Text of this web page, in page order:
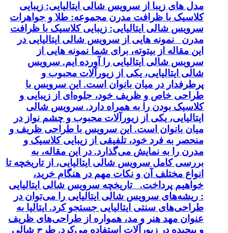
مدل های زیبا از سرویس شالی ایتالیایی: زیبایی
کلاسیک با ظرافت مدرن مجموعه: طلا و جواهرات
سرویس شالی ایتالیایی: زیبایی کلاسیک با ظرافت
مدرن نمونه هایی از سرویس شالی ایتالیایی در
این مقاله از بیتوته، برای شما نمونه هایی از
سرویس شالی ایتالیایی را آورده ایم. سرویس
شالی ایتالیایی، یکی از زیورآلات محبوب و
پرطرفدار در میان بانوان است. این سرویس با
طراحی خاص و ظریف خود، جلوه‌ای از زیبایی و
کلاسیک بودن را به همراه دارد. سرویس شالی
ایتالیایی، یکی از زیورآلات محبوب و چشم نواز در
میان بانوان است. این سرویس با طراحی ظریف و
منحصر به فرد خود، تلفیقی از زیبایی کلاسیک و
مدرن را به نمایش می‌گذارد. در این مقاله، به
بررسی کامل سرویس شالی ایتالیایی، از تاریخچه تا
انواع مختلف آن و نکات مهم در هنگام خرید،
خواهیم پرداخت. تاریخچه سرویس شالی ایتالیایی
: ریشه‌های سرویس شالی ایتالیایی را می‌توان در
طراحی‌های سنتی ایتالیایی جستجو کرد. ایتالیا به
عنوان مهد هنر و مد، همواره از طراحی‌های ظریف
و پیچیده در زیورآلات استفاده می‌کرد. طرح شالی